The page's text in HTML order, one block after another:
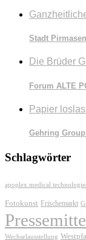
Stadt
Die Brüder
Forum ALTE
Papier
Gehring
Schlagwörter
apoplex medical
Fotokunst Frischemarkt
Wechselausstellung